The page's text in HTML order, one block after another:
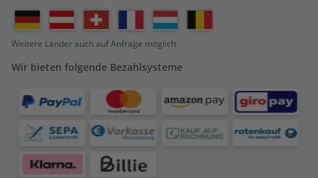
Weitere Länder auch auf Anfrage möglich
Wir bieten folgende Bezahlsysteme